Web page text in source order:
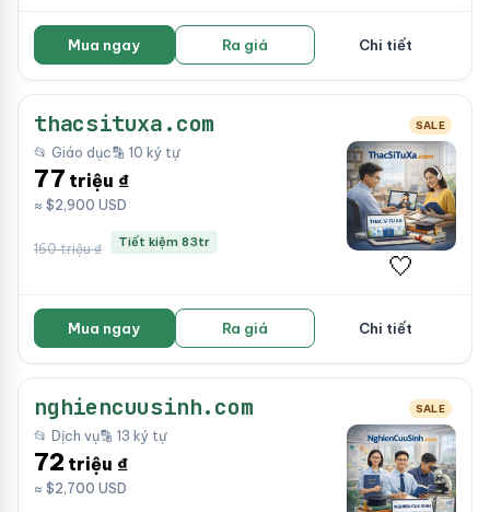
Mua ngay Ra giá Chi tiết
thacsituxa.com SALE
📂 Giáo dục🔡 10 ký tự
77 triệu ₫
≈ $2,900 USD
160 triệu ₫ Tiết kiệm 83tr
🤍
Mua ngay Ra giá Chi tiết
nghiencuusinh.com SALE
📂 Dịch vụ🔡 13 ký tự
72 triệu ₫
≈ $2,700 USD